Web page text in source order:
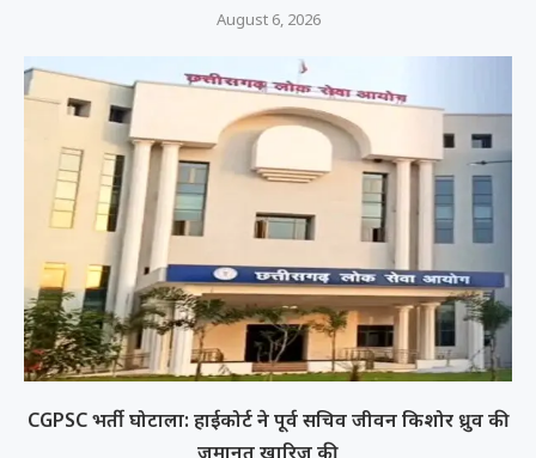
August 6, 2026
CGPSC भर्ती घोटाला: हाईकोर्ट ने पूर्व सचिव जीवन किशोर ध्रुव की
जमानत खारिज की